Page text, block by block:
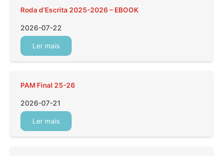
Roda d’Escrita 2025-2026 – EBOOK
2026-07-22
Ler mais
PAM Final 25-26
2026-07-21
Ler mais